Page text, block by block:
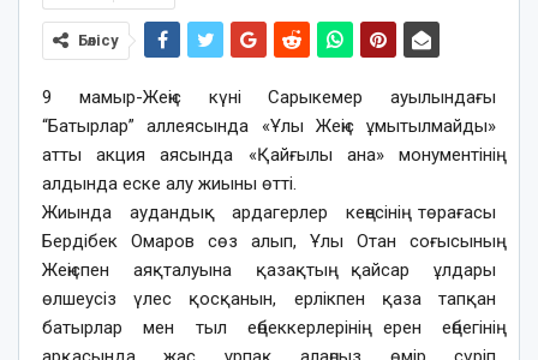
Бөлісу
9 мамыр-Жеңіс күні Сарыкемер ауылындағы
“Батырлар” аллеясында «Ұлы Жеңіс ұмытылмайды»
атты акция аясында «Қайғылы ана» монументінің
алдында еске алу жиыны өтті.
Жиында аудандық ардагерлер кеңесінің төрағасы
Бердібек Омаров сөз алып, Ұлы Отан соғысының
Жеңіспен аяқталуына қазақтың қайсар ұлдары
өлшеусіз үлес қосқанын, ерлікпен қаза тапқан
батырлар мен тыл еңбеккерлерінің ерен еңбегінің